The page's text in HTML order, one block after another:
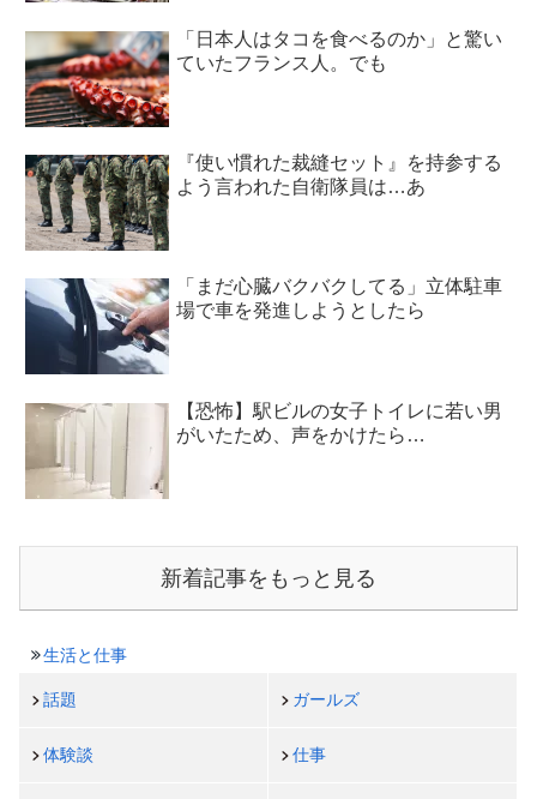
「日本人はタコを食べるのか」と驚い
ていたフランス人。でも
『使い慣れた裁縫セット』を持参する
よう言われた自衛隊員は…あ
「まだ心臓バクバクしてる」立体駐車
場で車を発進しようとしたら
【恐怖】駅ビルの女子トイレに若い男
がいたため、声をかけたら…
新着記事をもっと見る
生活と仕事
話題 ガールズ
体験談 仕事